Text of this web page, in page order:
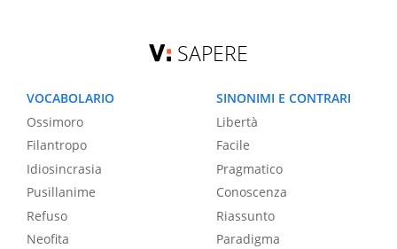
SAPERE
VOCABOLARIO
Ossimoro
Filantropo
Idiosincrasia
Pusillanime
Refuso
Neofita
SINONIMI E CONTRARI
Libertà
Facile
Pragmatico
Conoscenza
Riassunto
Paradigma